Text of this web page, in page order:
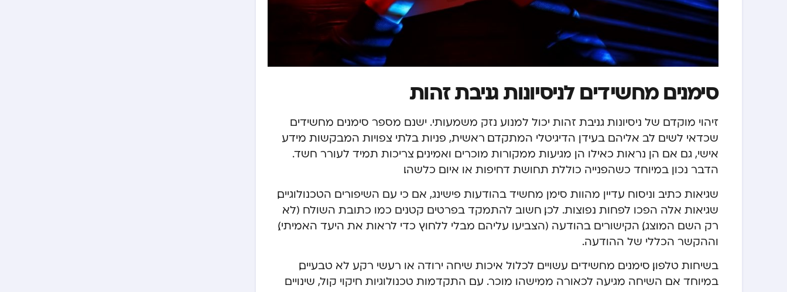
סימנים מחשידים לניסיונות גניבת זהות
זיהוי מוקדם של ניסיונות גניבת זהות יכול למנוע נזק משמעותי. ישנם מספר סימנים מחשידים
שכדאי לשים לב אליהם בעידן הדיגיטלי המתקדם. ראשית, פניות בלתי צפויות המבקשות מידע
אישי, גם אם הן נראות כאילו הן מגיעות ממקורות מוכרים ואמינים, צריכות תמיד לעורר חשד.
הדבר נכון במיוחד כשהפנייה כוללת תחושת דחיפות או איום כלשהו.
שגיאות כתיב וניסוח עדיין מהוות סימן מחשיד בהודעות פישינג, אם כי עם השיפורים הטכנולוגיים,
שגיאות אלה הפכו לפחות נפוצות. לכן, חשוב להתמקד בפרטים קטנים כמו כתובת השולח (לא
רק השם המוצג), הקישורים בהודעה (הצביעו עליהם מבלי ללחוץ כדי לראות את היעד האמיתי),
וההקשר הכללי של ההודעה.
בשיחות טלפון, סימנים מחשידים עשויים לכלול איכות שיחה ירודה או רעשי רקע לא טבעיים,
במיוחד אם השיחה מגיעה לכאורה ממישהו מוכר. עם התקדמות טכנולוגיות חיקוי קול, שינויים